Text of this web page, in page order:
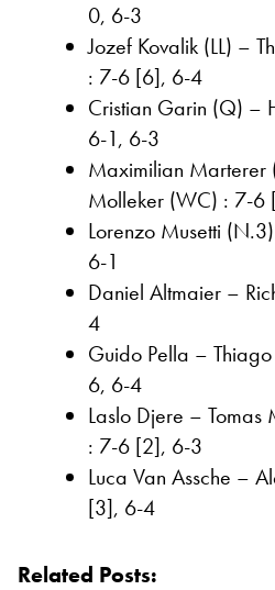
0, 6-3
Jozef Kovalik (LL) –
: 7-6 [6], 6-4
Cristian Garin (Q) –
6-1, 6-3
Maximilian Marterer
Molleker (WC) : 7-6
Lorenzo Musetti
6-1
Daniel Altmaier –
4
Guido Pella –
6, 6-4
Laslo Djere –
: 7-6 [2], 6-3
Luca Van Assche –
[3], 6-4
Related Posts: